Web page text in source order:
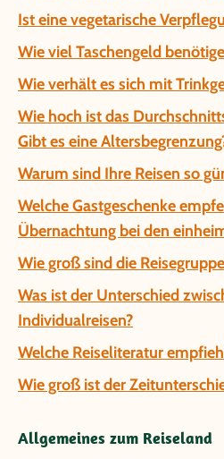
Ist eine vegetarische
Wie viel Taschengeld
Wie verhält es sich mit
Wie hoch ist das
Gibt es eine
Warum sind Ihre Reisen so
Welche Gastgeschenke
Übernachtung bei den
Wie groß sind die
Was ist der Unterschied
Individualreisen?
Welche Reiseliteratur
Wie groß ist der
Allgemeines zum Reiseland